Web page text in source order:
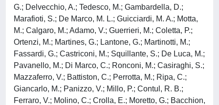
G.; Delvecchio, A.; Tedesco, M.; Gambardella, D.;
Marafioti, S.; De Marco, M. L.; Guicciardi, M. A.; Motta,
M.; Calgaro, M.; Adamo, V.; Guerrieri, M.; Coletta, P.;
Ortenzi, M.; Martines, G.; Lantone, G.; Martinotti, M.;
Fassardi, G.; Castriconi, M.; Squillante, S.; De Luca, M.;
Pavanello, M.; Di Marco, C.; Ronconi, M.; Casiraghi, S.;
Mazzaferro, V.; Battiston, C.; Perrotta, M.; Ripa, C.;
Giancarlo, M.; Panizzo, V.; Millo, P.; Contul, R. B.;
Ferraro, V.; Molino, C.; Crolla, E.; Moretto, G.; Bacchion,